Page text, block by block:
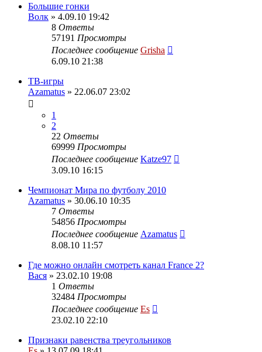
Большие гонки
Волк » 4.09.10 19:42
8 Ответы
57191 Просмотры
Последнее сообщение Grisha
6.09.10 21:38
ТВ-игры
Azamatus » 22.06.07 23:02
1
2
22 Ответы
69999 Просмотры
Последнее сообщение Katze97
3.09.10 16:15
Чемпионат Мира по футболу 2010
Azamatus » 30.06.10 10:35
7 Ответы
54856 Просмотры
Последнее сообщение Azamatus
8.08.10 11:57
Где можно онлайн смотреть канал France 2?
Вася » 23.02.10 19:08
1 Ответы
32484 Просмотры
Последнее сообщение Es
23.02.10 22:10
Признаки равенства треугольников